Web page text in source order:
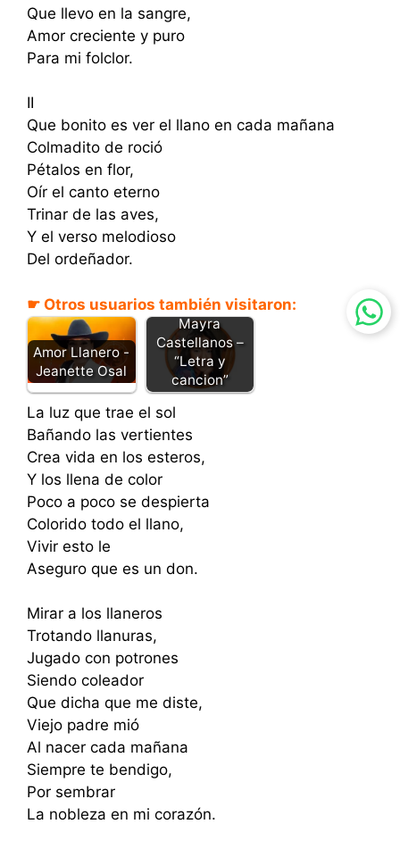
Que llevo en la sangre,
Amor creciente y puro
Para mi folclor.
II
Que bonito es ver el llano en cada mañana
Colmadito de roció
Pétalos en flor,
Oír el canto eterno
Trinar de las aves,
Y el verso melodioso
Del ordeñador.
☛ Otros usuarios también visitaron:
Amor Llanero -
Jeanette Osal
Venezuela –
Mayra
Castellanos –
“Letra y
cancion”
La luz que trae el sol
Bañando las vertientes
Crea vida en los esteros,
Y los llena de color
Poco a poco se despierta
Colorido todo el llano,
Vivir esto le
Aseguro que es un don.
Mirar a los llaneros
Trotando llanuras,
Jugado con potrones
Siendo coleador
Que dicha que me diste,
Viejo padre mió
Al nacer cada mañana
Siempre te bendigo,
Por sembrar
La nobleza en mi corazón.